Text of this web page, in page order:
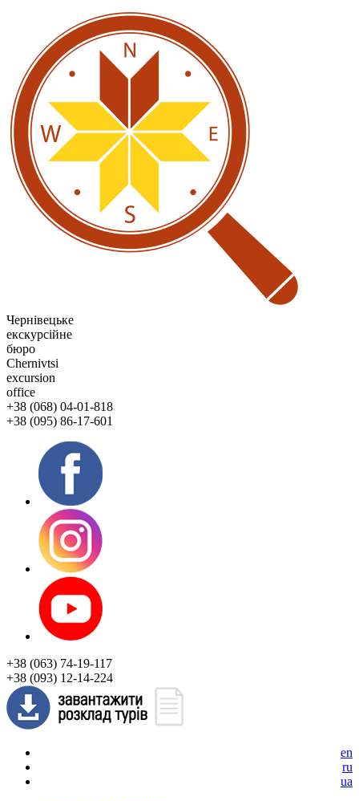
Чернівецьке
екскурсійне
бюро
Chernivtsi
excursion
office
+38 (068) 04-01-818
+38 (095) 86-17-601
+38 (063) 74-19-117
+38 (093) 12-14-224
en
ru
ua